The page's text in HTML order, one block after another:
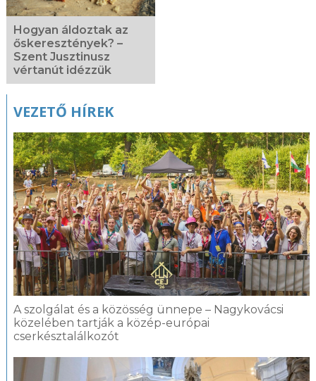
Hogyan áldoztak az
őskeresztények? –
Szent Jusztinusz
vértanút idézzük
VEZETŐ HÍREK
A szolgálat és a közösség ünnepe – Nagykovácsi
közelében tartják a közép-európai
cserkésztalálkozót